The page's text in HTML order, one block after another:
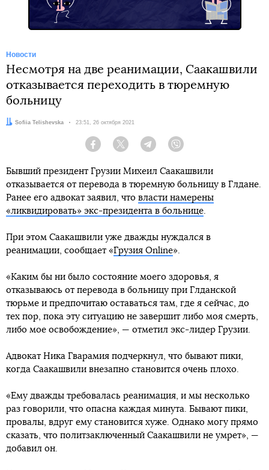
Новости
Несмотря на две реанимации, Саакашвили
отказывается переходить в тюремную
больницу
Автор:
Sofiia Telishevska Дата:
23:51, 26 октября 2021
Facebook Twitter Telegram
Бывший президент Грузии Михеил Саакашвили
отказывается от перевода в тюремную больницу в Глдане.
Ранее его адвокат заявил, что власти намерены
«ликвидировать» экс-президента в больнице.
При этом Саакашвили уже дважды нуждался в
реанимации, сообщает «Грузия Online».
«Каким бы ни было состояние моего здоровья, я
отказываюсь от перевода в больницу при Глданской
тюрьме и предпочитаю оставаться там, где я сейчас, до
тех пор, пока эту ситуацию не завершит либо моя смерть,
либо мое освобождение», — отметил экс-лидер Грузии.
Адвокат Ника Гварамия подчеркнул, что бывают пики,
когда Саакашвили внезапно становится очень плохо.
«Ему дважды требовалась реанимация, и мы несколько
раз говорили, что опасна каждая минута. Бывают пики,
провалы, вдруг ему становится хуже. Однако могу прямо
сказать, что политзаключенный Саакашвили не умрет», —
добавил он.